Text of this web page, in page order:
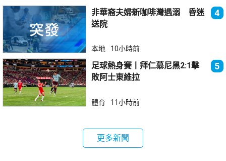
非華裔夫婦新咖啡灣遇溺 昏迷
送院
4
本地 10小時前
足球熱身賽丨拜仁慕尼黑2:1擊
敗阿士東維拉
5
體育 11小時前
更多新聞